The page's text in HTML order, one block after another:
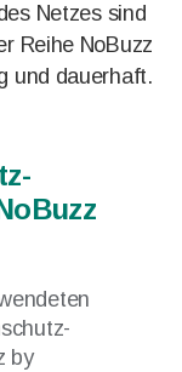
Netzes sind
Reihe NoBuzz
und dauerhaft.
by